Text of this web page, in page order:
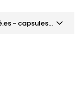
ACTUALITÉS: Optométristes recherché.es - capsules vidéo
solaire
- capsules